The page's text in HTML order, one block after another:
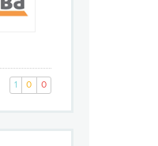
1 0 0